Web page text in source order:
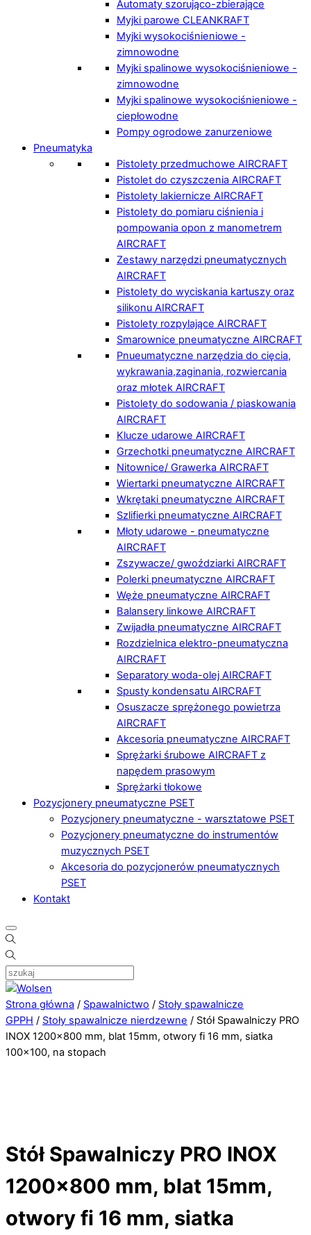
Automaty szorująco-zbierające
Myjki parowe CLEANKRAFT
Myjki wysokociśnieniowe -
zimnowodne
Myjki spalinowe wysokociśnieniowe -
zimnowodne
Myjki spalinowe wysokociśnieniowe -
ciepłowodne
Pompy ogrodowe zanurzeniowe
Pneumatyka
Pistolety przedmuchowe AIRCRAFT
Pistolet do czyszczenia AIRCRAFT
Pistolety lakiernicze AIRCRAFT
Pistolety do pomiaru ciśnienia i
pompowania opon z manometrem
AIRCRAFT
Zestawy narzędzi pneumatycznych
AIRCRAFT
Pistolety do wyciskania kartuszy oraz
silikonu AIRCRAFT
Pistolety rozpylające AIRCRAFT
Smarownice pneumatyczne AIRCRAFT
Pnueumatyczne narzędzia do cięcia,
wykrawania,zaginania, rozwiercania
oraz młotek AIRCRAFT
Pistolety do sodowania / piaskowania
AIRCRAFT
Klucze udarowe AIRCRAFT
Grzechotki pneumatyczne AIRCRAFT
Nitownice/ Grawerka AIRCRAFT
Wiertarki pneumatyczne AIRCRAFT
Wkrętaki pneumatyczne AIRCRAFT
Szlifierki pneumatyczne AIRCRAFT
Młoty udarowe - pneumatyczne
AIRCRAFT
Zszywacze/ gwoździarki AIRCRAFT
Polerki pneumatyczne AIRCRAFT
Węże pneumatyczne AIRCRAFT
Balansery linkowe AIRCRAFT
Zwijadła pneumatyczne AIRCRAFT
Rozdzielnica elektro-pneumatyczna
AIRCRAFT
Separatory woda-olej AIRCRAFT
Spusty kondensatu AIRCRAFT
Osuszacze sprężonego powietrza
AIRCRAFT
Akcesoria pneumatyczne AIRCRAFT
Sprężarki śrubowe AIRCRAFT z
napędem prasowym
Sprężarki tłokowe
Pozycjonery pneumatyczne PSET
Pozycjonery pneumatyczne - warsztatowe PSET
Pozycjonery pneumatyczne do instrumentów
muzycznych PSET
Akcesoria do pozycjonerów pneumatycznych
PSET
Kontakt
Strona główna / Spawalnictwo / Stoły spawalnicze
GPPH / Stoły spawalnicze nierdzewne / Stół Spawalniczy PRO
INOX 1200×800 mm, blat 15mm, otwory fi 16 mm, siatka
100×100, na stopach
Stół Spawalniczy PRO INOX
1200×800 mm, blat 15mm,
otwory fi 16 mm, siatka